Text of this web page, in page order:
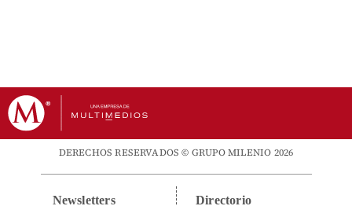
DERECHOS RESERVADOS © GRUPO MILENIO 2026
Newsletters Directorio